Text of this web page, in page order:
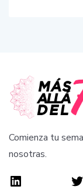
Comienza tu
nosotras.